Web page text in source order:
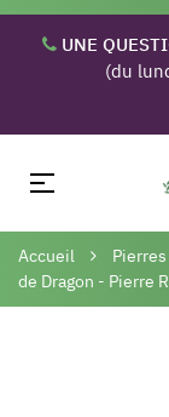
UNE
(du
Basculer
navigation
☰
Accueil
de Dragon - Pierre